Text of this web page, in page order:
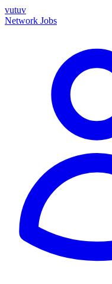
vutuv
Network Jobs